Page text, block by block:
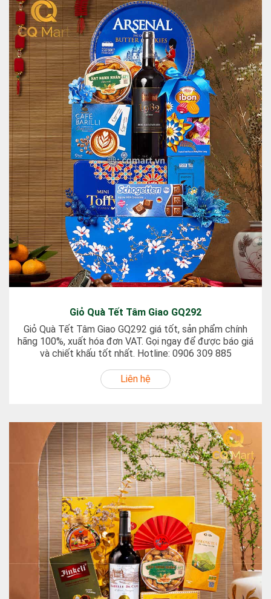
Giỏ Quà Tết Tâm Giao GQ292
Giỏ Quà Tết Tâm Giao GQ292 giá tốt, sản phẩm chính
hãng 100%, xuất hóa đơn VAT. Gọi ngay để được báo giá
và chiết khấu tốt nhất. Hotline: 0906 309 885
Liên hệ